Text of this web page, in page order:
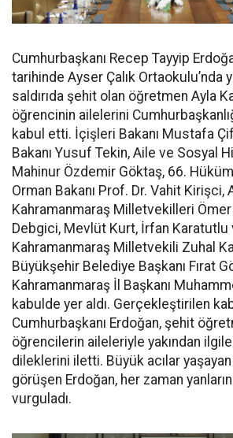
Cumhurbaşkanı Recep Tayyip
tarihinde Ayser Çalık Ortaokulu’nda
saldırıda şehit olan öğretmen Ayla
öğrencinin ailelerini
kabul etti. İçişleri Bakanı Mustafa
Bakanı Yusuf Tekin, Aile ve Sosyal
Mahinur Özdemir Göktaş, 66.
Orman Bakanı Prof. Dr. Vahit Kirişci,
Kahramanmaraş Milletvekilleri Ömer
Debgici, Mevlüt Kurt, İrfan Karatutlu
Kahramanmaraş Milletvekili Zuhal
Büyükşehir Belediye Başkanı Fırat
Kahramanmaraş İl Başkanı
kabulde yer aldı. Gerçekleştirilen
Cumhurbaşkanı Erdoğan, şehit
öğrencilerin aileleriyle yakından
dileklerini iletti. Büyük acılar
görüşen Erdoğan, her zaman
vurguladı.